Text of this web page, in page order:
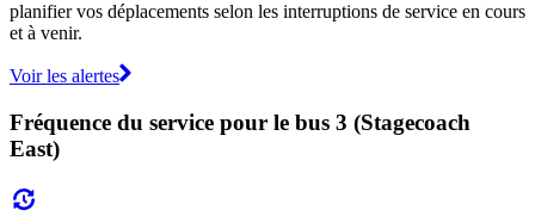
planifier vos déplacements selon les interruptions de service en cours
et à venir.
Voir les alertes
Fréquence du service pour le bus 3 (Stagecoach
East)